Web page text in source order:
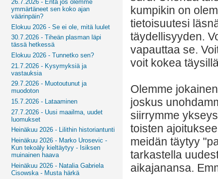
26.7.2026 - Entä jos olemme
ymmärtäneet sen koko ajan
väärinpäin?
Elokuu 2026 - Se ei ole, mitä luulet
30.7.2026 - Tiheän plasman läpi
tässä hetkessä
Elokuu 2026 - Tunnetko sen?
21.7.2026 - Kysymyksiä ja
vastauksia
29.7.2026 - Muotoutunut ja
muodoton
15.7.2026 - Lataaminen
27.7.2026 - Uusi maailma, uudet
luomukset
Heinäkuu 2026 - Lilithin historiantunti
Heinäkuu 2026 - Marko Urosevic -
Kun tekoäly kieltäytyy - Isiksen
muinainen haava
Heinäkuu 2026 - Natalia Gabriela
Cisowska - Musta härkä
kumpikin on
tietoisuutesi
täydellisyyden.
vapauttaa se.
voit kokea
Olemme
joskus
siirrymme
toisten
meidän täytyy
tarkastella
aikajanansa.